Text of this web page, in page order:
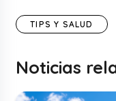
TIPS Y SALUD
Noticias